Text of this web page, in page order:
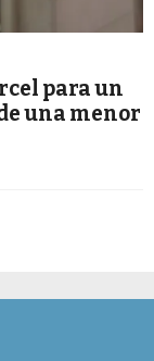
para un
una menor